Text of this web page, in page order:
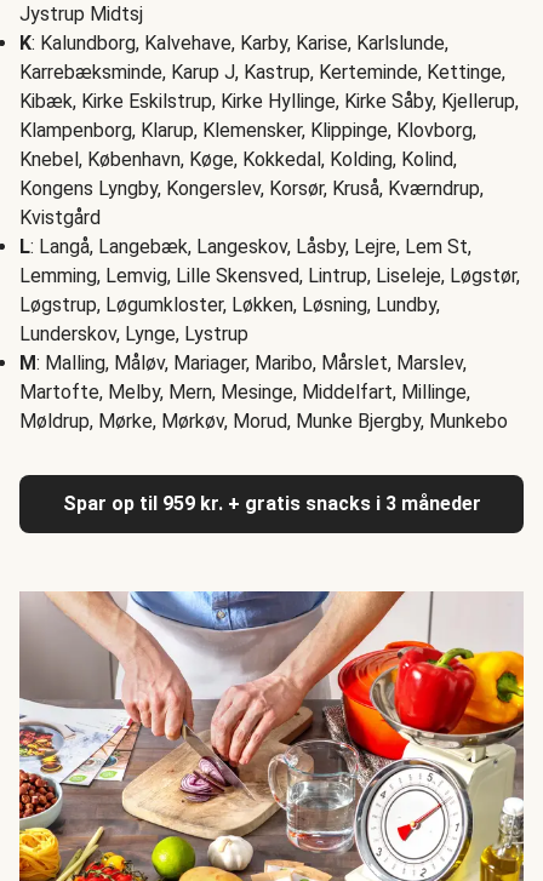
Jystrup Midtsj
K: Kalundborg, Kalvehave, Karby, Karise, Karlslunde,
Karrebæksminde, Karup J, Kastrup, Kerteminde, Kettinge,
Kibæk, Kirke Eskilstrup, Kirke Hyllinge, Kirke Såby, Kjellerup,
Klampenborg, Klarup, Klemensker, Klippinge, Klovborg,
Knebel, København, Køge, Kokkedal, Kolding, Kolind,
Kongens Lyngby, Kongerslev, Korsør, Kruså, Kværndrup,
Kvistgård
L: Langå, Langebæk, Langeskov, Låsby, Lejre, Lem St,
Lemming, Lemvig, Lille Skensved, Lintrup, Liseleje, Løgstør,
Løgstrup, Løgumkloster, Løkken, Løsning, Lundby,
Lunderskov, Lynge, Lystrup
M: Malling, Måløv, Mariager, Maribo, Mårslet, Marslev,
Martofte, Melby, Mern, Mesinge, Middelfart, Millinge,
Møldrup, Mørke, Mørkøv, Morud, Munke Bjergby, Munkebo
Spar op til 959 kr. + gratis snacks i 3 måneder